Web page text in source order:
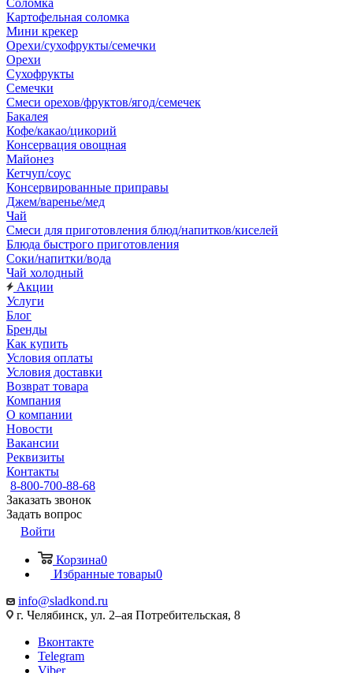
Соломка
Картофельная соломка
Мини крекер
Орехи/сухофрукты/семечки
Орехи
Сухофрукты
Семечки
Смеси орехов/фруктов/ягод/семечек
Бакалея
Кофе/какао/цикорий
Консервация овощная
Майонез
Кетчуп/соус
Консервированные приправы
Джем/варенье/мед
Чай
Смеси для приготовления блюд/напитков/киселей
Блюда быстрого приготовления
Соки/напитки/вода
Чай холодный
Акции
Услуги
Блог
Бренды
Как купить
Условия оплаты
Условия доставки
Возврат товара
Компания
О компании
Новости
Вакансии
Реквизиты
Контакты
8-800-700-88-68
Заказать звонок
Задать вопрос
Войти
Корзина0
Избранные товары0
info@sladkond.ru
г. Челябинск, ул. 2–ая Потребительская, 8
Вконтакте
Telegram
Viber